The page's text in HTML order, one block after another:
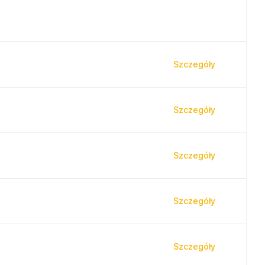
Szczegóły
Szczegóły
Szczegóły
Szczegóły
Szczegóły